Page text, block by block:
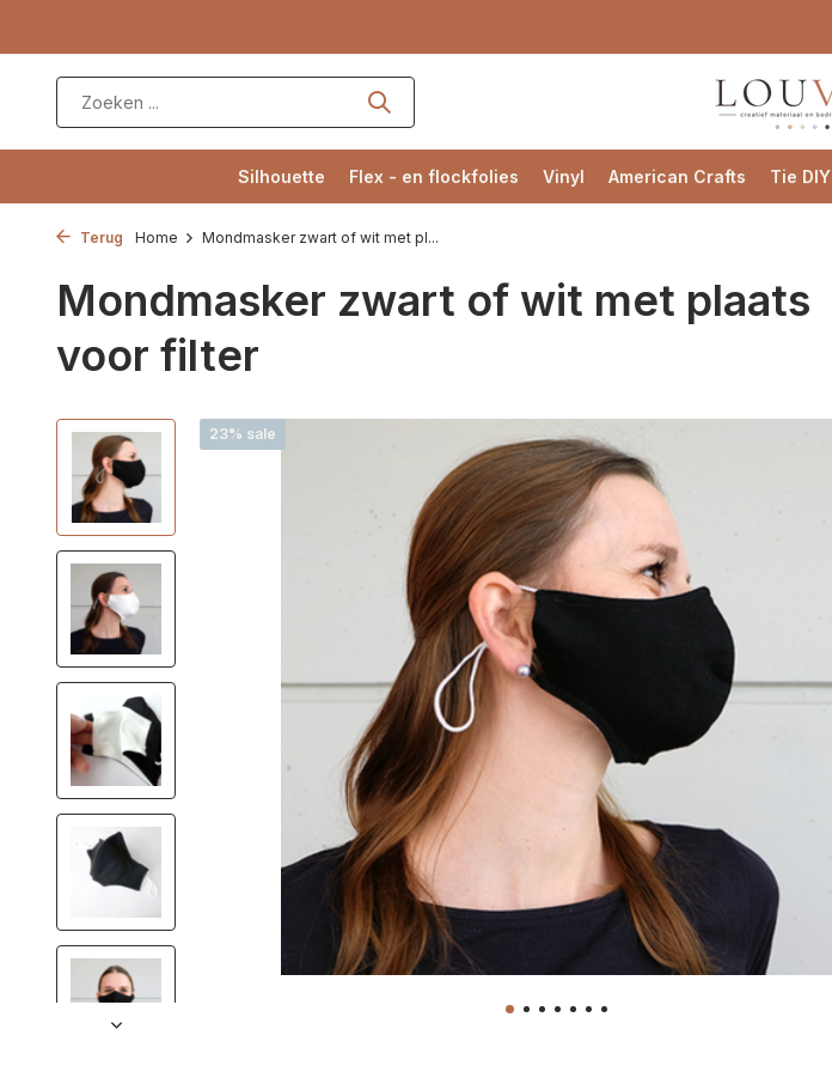
Silhouette Flex - en flockfolies Vinyl American Crafts Tie DIY
Terug Home Mondmasker zwart of wit met pl...
Mondmasker zwart of wit met plaats
voor filter
23% sale